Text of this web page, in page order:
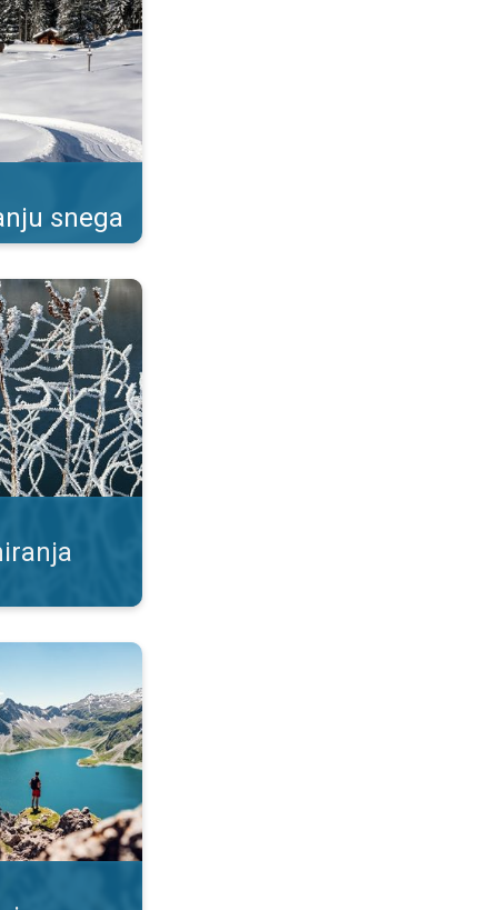
snega
ukrasi. . .
Boravak na planinama. . .